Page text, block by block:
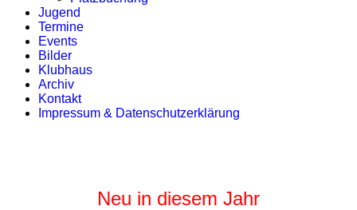
Jugend
Termine
Events
Bilder
Klubhaus
Archiv
Kontakt
Impressum & Datenschutzerklärung
Neu in diesem Jahr